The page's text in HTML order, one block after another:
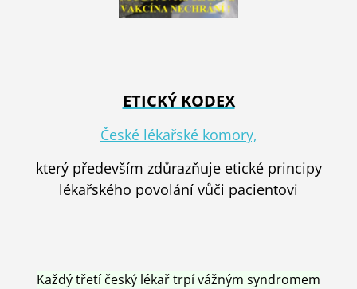
ETICKÝ KODEX
České lékařské komory,
který především zdůrazňuje etické principy
lékařského povolání vůči pacientovi
Každý třetí český lékař trpí vážným syndromem